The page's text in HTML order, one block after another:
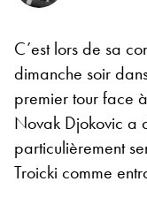
C’est lors de sa
dimanche soir
premier tour face
Novak Djokovic a
particulièrement
Troicki comme